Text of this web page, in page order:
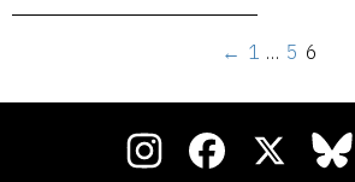
← 1 … 5 6